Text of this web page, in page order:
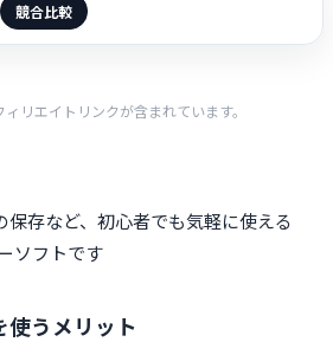
競合比較
リエイトリンクが含まれています。
保存など、初心者でも気軽に使える
ソフトです
うメリット